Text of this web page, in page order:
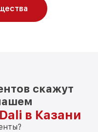
скажут
Dali в Казани